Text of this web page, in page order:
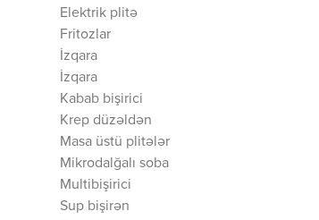
Elektrik plitə
Fritozlar
İzqara
İzqara
Kabab bişirici
Krep düzəldən
Masa üstü plitələr
Mikrodalğalı soba
Multibişirici
Sup bişirən